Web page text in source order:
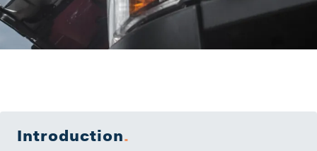
Introduction.